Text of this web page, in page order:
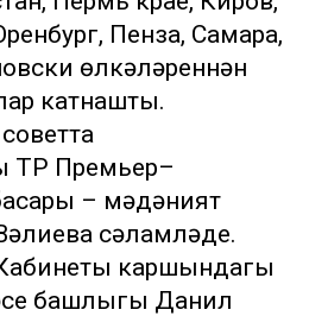
Пенза, Самара,
өлкәләреннән
катнашты.
ТР Премьер–
– мәдәният
сәламләде.
каршындагы
башлыгы Данил